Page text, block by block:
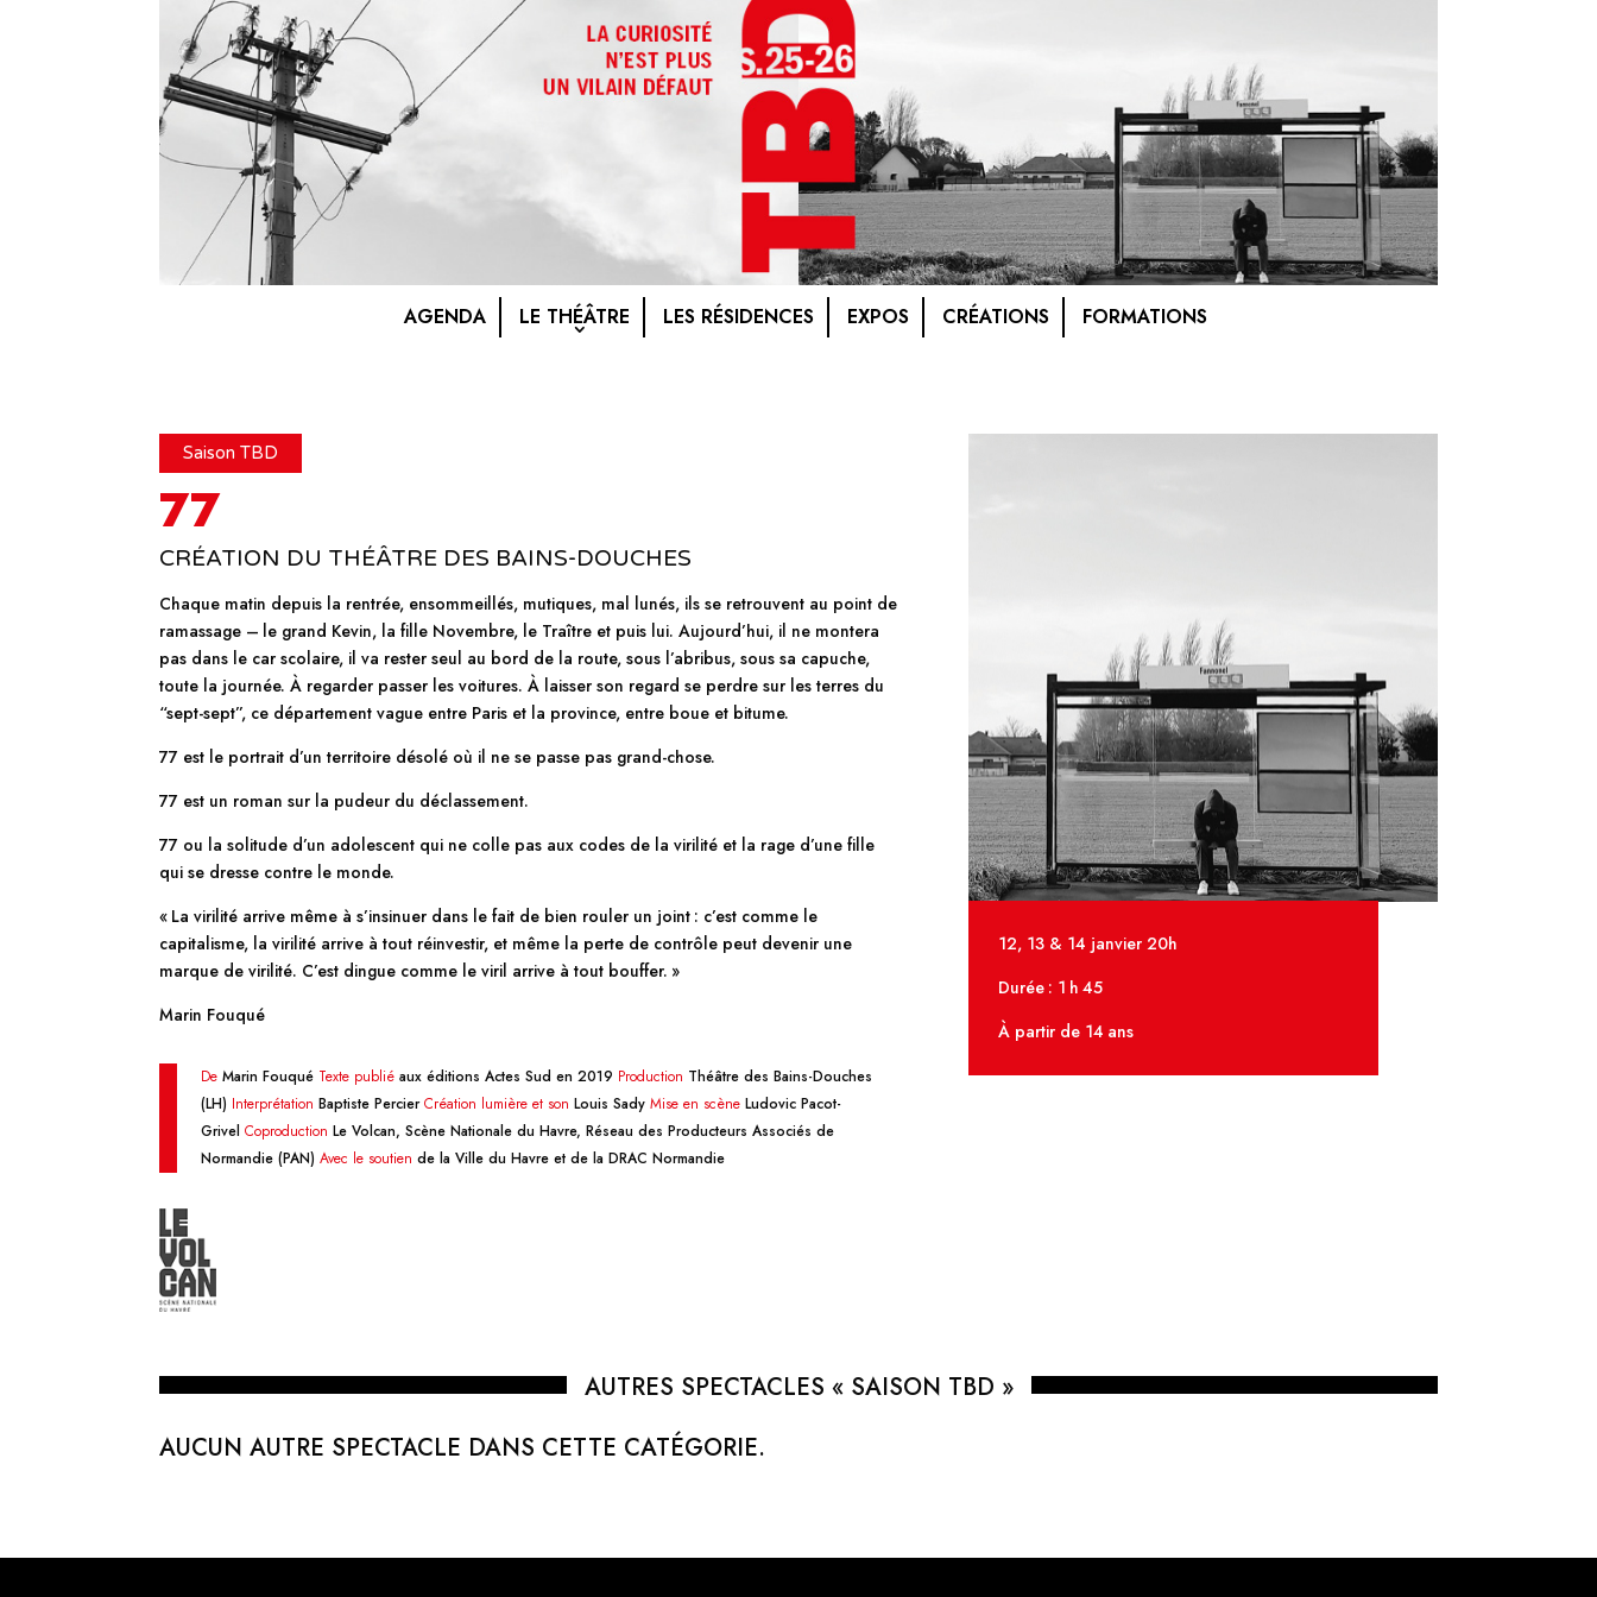
AGENDA LE THÉÂTRE LES RÉSIDENCES EXPOS CRÉATIONS FORMATIONS
Saison TBD
77
CRÉATION DU THÉÂTRE DES BAINS-DOUCHES
Chaque matin depuis la rentrée, ensommeillés, mutiques, mal lunés, ils se retrouvent au point de
ramassage – le grand Kevin, la fille Novembre, le Traître et puis lui. Aujourd’hui, il ne montera
pas dans le car scolaire, il va rester seul au bord de la route, sous l’abribus, sous sa capuche,
toute la journée. À regarder passer les voitures. À laisser son regard se perdre sur les terres du
“sept-sept”, ce département vague entre Paris et la province, entre boue et bitume.
77 est le portrait d’un territoire désolé où il ne se passe pas grand-chose.
77 est un roman sur la pudeur du déclassement.
77 ou la solitude d’un adolescent qui ne colle pas aux codes de la virilité et la rage d’une fille
qui se dresse contre le monde.
« La virilité arrive même à s’insinuer dans le fait de bien rouler un joint : c’est comme le
capitalisme, la virilité arrive à tout réinvestir, et même la perte de contrôle peut devenir une
marque de virilité. C’est dingue comme le viril arrive à tout bouffer. »
Marin Fouqué
De Marin Fouqué Texte publié aux éditions Actes Sud en 2019 Production Théâtre des Bains-Douches
(LH) Interprétation Baptiste PercierCréation lumière et son Louis SadyMise en scène Ludovic Pacot-
GrivelCoproduction Le Volcan, Scène Nationale du Havre, Réseau des Producteurs Associés de
Normandie (PAN)Avec le soutien de la Ville du Havre et de la DRAC Normandie
12, 13 & 14 janvier 20h
Durée : 1 h 45
À partir de 14 ans
AUTRES SPECTACLES « SAISON TBD »
AUCUN AUTRE SPECTACLE DANS CETTE CATÉGORIE.